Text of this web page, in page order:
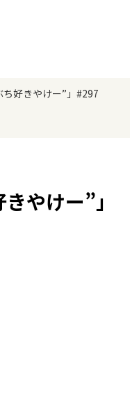
好きやけー”」#297
やけー”」